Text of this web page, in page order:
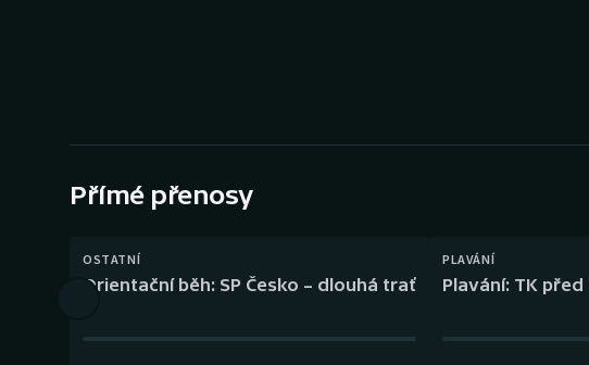
Přímé přenosy
OSTATNÍ
Orientační běh: SP Česko – dlouhá trať
PLAVÁNÍ
Plavání: TK před